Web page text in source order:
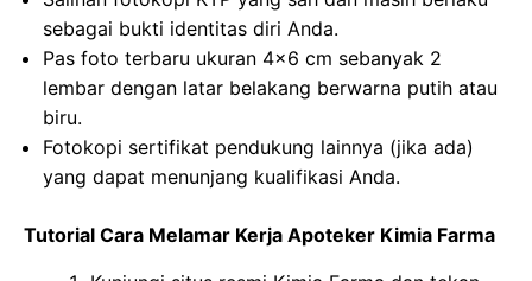
sebagai bukti identitas diri Anda.
Pas foto terbaru ukuran 4×6 cm sebanyak 2
lembar dengan latar belakang berwarna putih atau
biru.
Fotokopi sertifikat pendukung lainnya (jika ada)
yang dapat menunjang kualifikasi Anda.
Tutorial Cara Melamar Kerja Apoteker Kimia Farma